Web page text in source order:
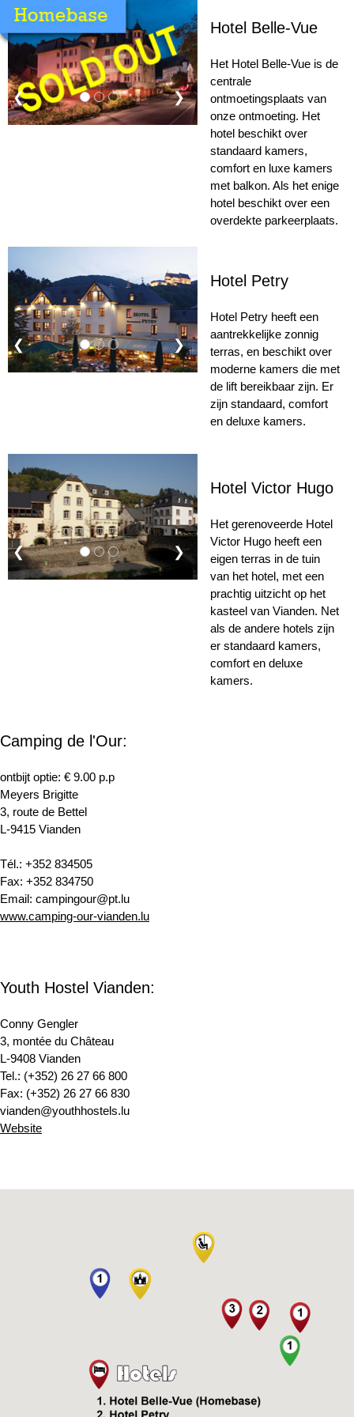
❮ ❯
Hotel Belle-Vue
Het Hotel Belle-Vue is de
centrale
ontmoetingsplaats van
onze ontmoeting. Het
hotel beschikt over
standaard kamers,
comfort en luxe kamers
met balkon. Als het enige
hotel beschikt over een
overdekte parkeerplaats.
❮ ❯
Hotel Petry
Hotel Petry heeft een
aantrekkelijke zonnig
terras, en beschikt over
moderne kamers die met
de lift bereikbaar zijn. Er
zijn standaard, comfort
en deluxe kamers.
❮ ❯
Hotel Victor Hugo
Het gerenoveerde Hotel
Victor Hugo heeft een
eigen terras in de tuin
van het hotel, met een
prachtig uitzicht op het
kasteel van Vianden. Net
als de andere hotels zijn
er standaard kamers,
comfort en deluxe
kamers.
Camping de l'Our:
ontbijt optie: € 9.00 p.p
Meyers Brigitte
3, route de Bettel
L-9415 Vianden
Tél.: +352 834505
Fax: +352 834750
Email: campingour@pt.lu
www.camping-our-vianden.lu
Youth Hostel Vianden:
Conny Gengler
3, montée du Château
L-9408 Vianden
Tel.: (+352) 26 27 66 800
Fax: (+352) 26 27 66 830
vianden@youthhostels.lu
Website